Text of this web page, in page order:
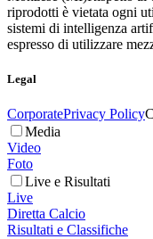
riprodotti è vietata ogni
sistemi di intelligenza
espresso di utilizzare
Legal
CorporatePrivacy Policy
Media
Video
Foto
Live e Risultati
Live
Diretta Calcio
Risultati e Classifiche